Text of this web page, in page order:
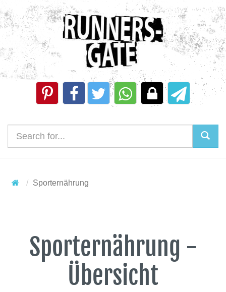
Sporternährung
Sporternährung -
Übersicht